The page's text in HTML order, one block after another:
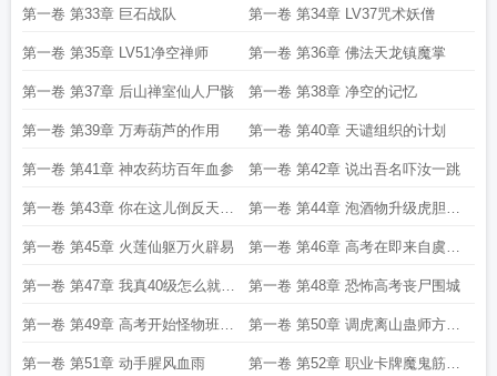
雪
第一卷 第33章 巨石战队 第一卷 第34章 LV37咒术妖僧
第一卷 第35章 LV51净空禅师 第一卷 第36章 佛法天龙镇魔掌
第一卷 第37章 后山禅室仙人尸骸 第一卷 第38章 净空的记忆
第一卷 第39章 万寿葫芦的作用 第一卷 第40章 天谴组织的计划
第一卷 第41章 神农药坊百年血参 第一卷 第42章 说出吾名吓汝一跳
第一卷 第43章 你在这儿倒反天罡
呢
第一卷 第44章 泡酒物升级虎胆血
参酒
第一卷 第45章 火莲仙躯万火辟易 第一卷 第46章 高考在即来自虞听
晚的挑战
第一卷 第47章 我真40级怎么就没
人信呢
第一卷 第48章 恐怖高考丧尸围城
第一卷 第49章 高考开始怪物班名
额争夺
第一卷 第50章 调虎离山蛊师方远
现身
第一卷 第51章 动手腥风血雨 第一卷 第52章 职业卡牌魔鬼筋肉